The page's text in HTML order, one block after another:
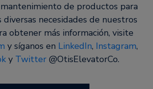
de productos para
diversas necesidades de nuestros
obtener más información, visite
y síganos en LinkedIn, Instagram,
y Twitter@OtisElevatorCo.